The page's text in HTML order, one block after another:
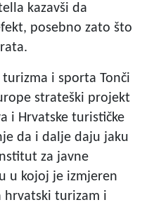
kazavši da
posebno zato što
i sporta Tonči
strateški projekt
i Hrvatske turističke
da i dalje daju jaku
za javne
u kojoj je izmjeren
hrvatski turizam i